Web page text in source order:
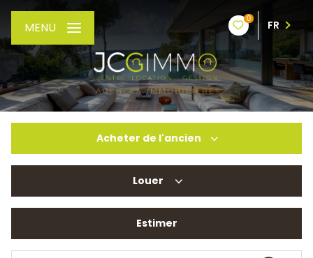
0
FR
MENU
Acheter de l'ancien
De l'immo pro
Louer
De l'immo pro
Estimer